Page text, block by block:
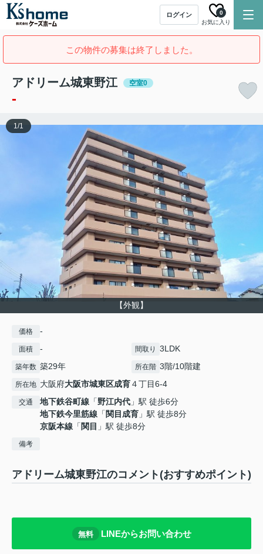
ログイン
お気に入り
0
この物件の募集は終了しました。
アドリーム城東野江 空室0
-
【外観】
1/1
価格 -
面積 - 間取り 3LDK
築年数 築29年 所在階 3階/10階建
所在地 大阪府大阪市城東区成育４丁目6-4
交通 地下鉄谷町線 「野江内代 」駅 徒歩6分
地下鉄今里筋線 「 関目成育 」駅 徒歩8分
京阪本線 「 関目 」駅 徒歩8分
備考
アドリーム城東野江のコメント(おすすめポイント)
無料 LINEからお問い合わせ